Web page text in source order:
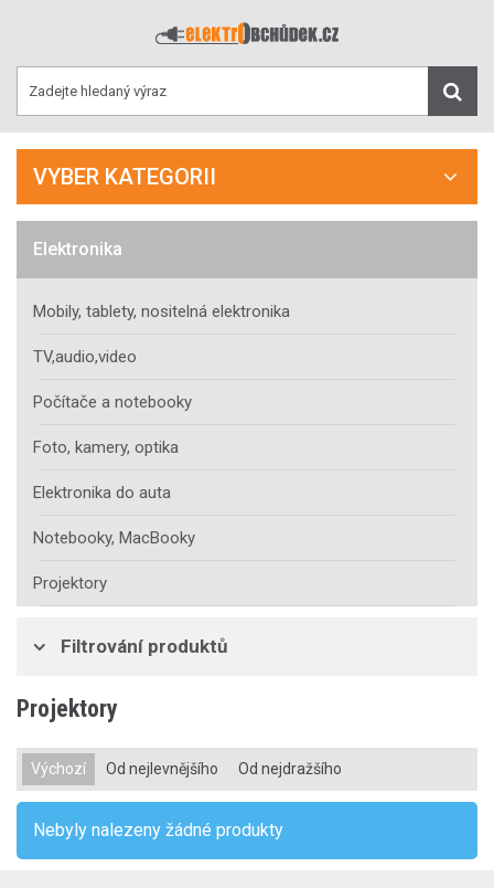
VYBER KATEGORII
Elektronika
Mobily, tablety, nositelná elektronika
TV,audio,video
Počítače a notebooky
Foto, kamery, optika
Elektronika do auta
Notebooky, MacBooky
Projektory
Filtrování produktů
Projektory
Výchozí Od nejlevnějšího Od nejdražšího
Nebyly nalezeny žádné produkty